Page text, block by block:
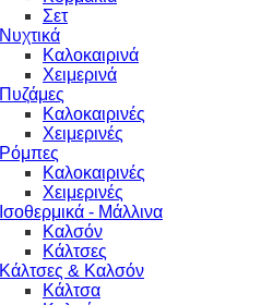
Σετ
Νυχτικά
Καλοκαιρινά
Χειμερινά
Πυζάμες
Καλοκαιρινές
Χειμερινές
Ρόμπες
Καλοκαιρινές
Χειμερινές
Ισοθερμικά - Μάλλινα
Καλσόν
Κάλτσες
Κάλτσες & Καλσόν
Κάλτσα